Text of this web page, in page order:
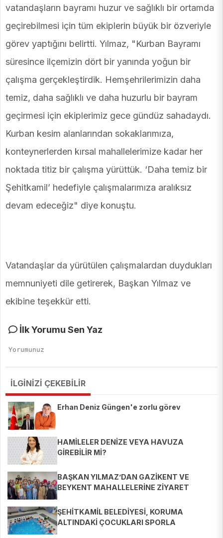
vatandaşların bayramı huzur ve sağlıklı bir ortamda
geçirebilmesi için tüm ekiplerin büyük bir özveriyle
görev yaptığını belirtti. Yılmaz, "Kurban Bayramı
süresince ilçemizin dört bir yanında yoğun bir
çalışma gerçekleştirdik. Hemşehrilerimizin daha
temiz, daha sağlıklı ve daha huzurlu bir bayram
geçirmesi için ekiplerimiz gece gündüz sahadaydı.
Kurban kesim alanlarından sokaklarımıza,
konteynerlerden kırsal mahallelerimize kadar her
noktada titiz bir çalışma yürüttük. ‘Daha temiz bir
Şehitkamil’ hedefiyle çalışmalarımıza aralıksız
devam edeceğiz" diye konuştu.
Vatandaşlar da yürütülen çalışmalardan duydukları
memnuniyeti dile getirerek, Başkan Yılmaz ve
ekibine teşekkür etti.
İlk Yorumu Sen Yaz
İLGİNİZİ ÇEKEBİLİR
Erhan Deniz Güngen'e zorlu görev
HAMİLELER DENİZE VEYA HAVUZA
GİREBİLİR Mİ?
BAŞKAN YILMAZ’DAN GAZİKENT VE
BEYKENT MAHALLELERİNE ZİYARET
ŞEHİTKAMİL BELEDİYESİ, KORUMA
ALTINDAKİ ÇOCUKLARI SPORLA